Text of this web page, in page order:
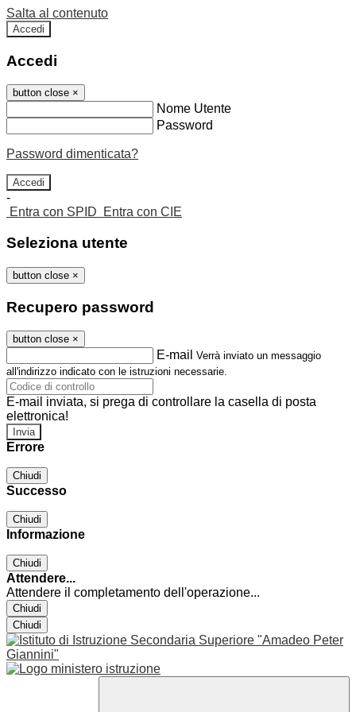
Salta al contenuto
Accedi
Accedi
button close ×
Nome Utente
Password
Password dimenticata?
-
Entra con SPID
Entra con CIE
Seleziona utente
button close ×
Recupero password
button close ×
E-mail Verrà inviato un messaggio
all'indirizzo indicato con le istruzioni necessarie.
E-mail inviata, si prega di controllare la casella di posta
elettronica!
Errore
Chiudi
Successo
Chiudi
Informazione
Chiudi
Attendere...
Attendere il completamento dell'operazione...
Chiudi
Chiudi